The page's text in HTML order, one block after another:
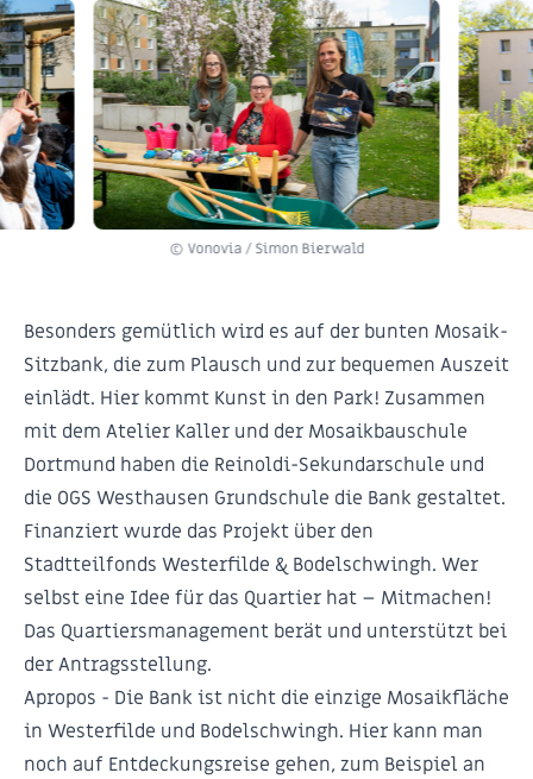
© Vonovia / Simon Bierwald
Besonders gemütlich wird es auf der bunten Mosaik-
Sitzbank, die zum Plausch und zur bequemen Auszeit
einlädt. Hier kommt Kunst in den Park! Zusammen
mit dem Atelier Kaller und der Mosaikbauschule
Dortmund haben die Reinoldi-Sekundarschule und
die OGS Westhausen Grundschule die Bank gestaltet.
Finanziert wurde das Projekt über den
Stadtteilfonds Westerfilde & Bodelschwingh. Wer
selbst eine Idee für das Quartier hat – Mitmachen!
Das Quartiersmanagement berät und unterstützt bei
der Antragsstellung.
Apropos - Die Bank ist nicht die einzige Mosaikfläche
in Westerfilde und Bodelschwingh. Hier kann man
noch auf Entdeckungsreise gehen, zum Beispiel an